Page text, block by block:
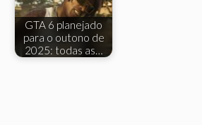
GTA 6 planejado
para o outono de
2025: todas as…